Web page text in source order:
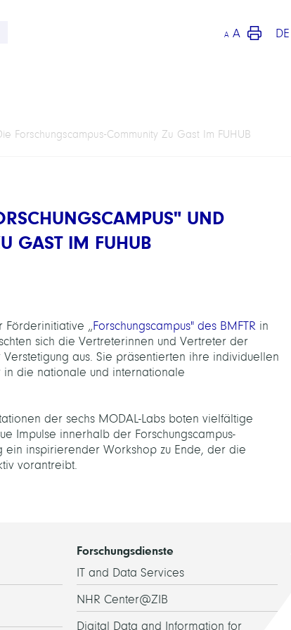
A A DE
Forschungscampus-Community Zu Gast Im FUHUB
UND
GAST IM FUHUB
Förderinitiative „Forschungscampus" des BMFTR in
sich die Vertreterinnen und Vertreter der
aus. Sie präsentierten ihre individuellen
in die nationale und internationale
der sechs MODAL-Labs boten vielfältige
Impulse innerhalb der Forschungscampus-
ein inspirierender Workshop zu Ende, der die
vorantreibt.
Forschungsdienste
IT and Data Services
NHR Center@ZIB
Digital Data and Information for